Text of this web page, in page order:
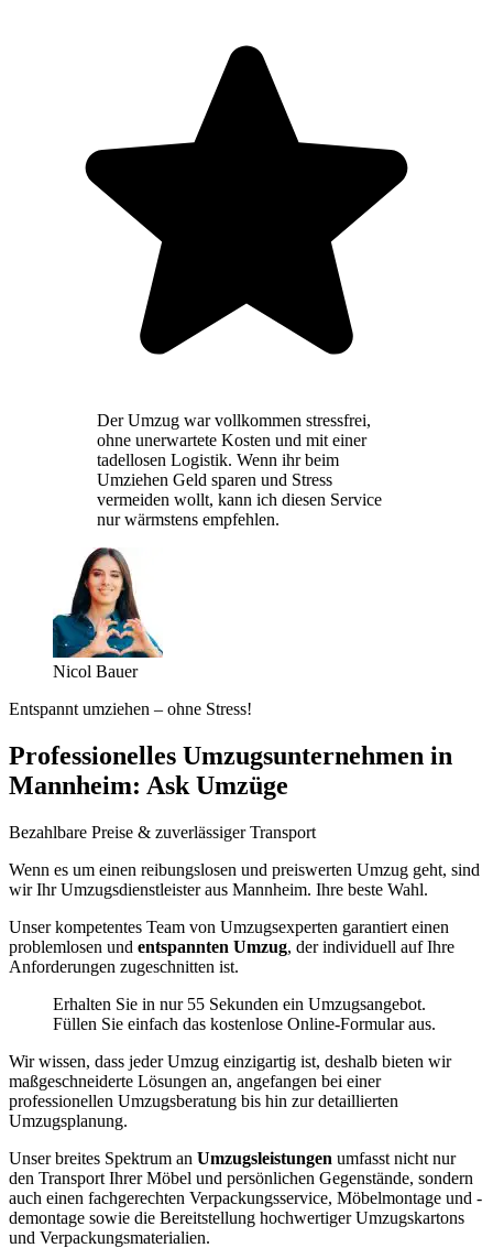
Der Umzug war vollkommen stressfrei,
ohne unerwartete Kosten und mit einer
tadellosen Logistik. Wenn ihr beim
Umziehen Geld sparen und Stress
vermeiden wollt, kann ich diesen Service
nur wärmstens empfehlen.
Nicol Bauer
Entspannt umziehen – ohne Stress!
Professionelles Umzugsunternehmen in
Mannheim: Ask Umzüge
Bezahlbare Preise & zuverlässiger Transport
Wenn es um einen reibungslosen und preiswerten Umzug geht, sind
wir Ihr Umzugsdienstleister aus Mannheim. Ihre beste Wahl.
Unser kompetentes Team von Umzugsexperten garantiert einen
problemlosen und entspannten Umzug, der individuell auf Ihre
Anforderungen zugeschnitten ist.
Erhalten Sie in nur 55 Sekunden ein Umzugsangebot.
Füllen Sie einfach das kostenlose Online-Formular aus.
Wir wissen, dass jeder Umzug einzigartig ist, deshalb bieten wir
maßgeschneiderte Lösungen an, angefangen bei einer
professionellen Umzugsberatung bis hin zur detaillierten
Umzugsplanung.
Unser breites Spektrum an Umzugsleistungen umfasst nicht nur
den Transport Ihrer Möbel und persönlichen Gegenstände, sondern
auch einen fachgerechten Verpackungsservice, Möbelmontage und -
demontage sowie die Bereitstellung hochwertiger Umzugskartons
und Verpackungsmaterialien.